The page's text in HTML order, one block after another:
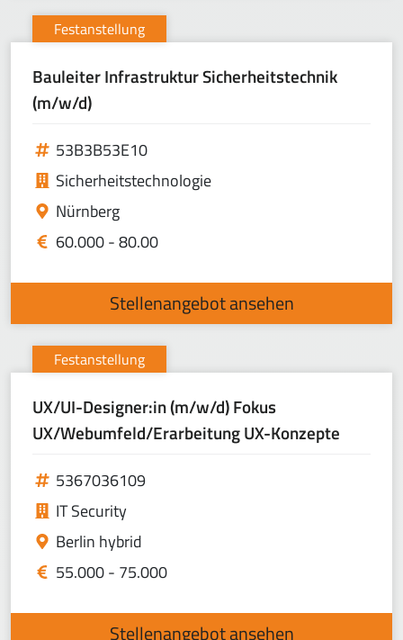
Festanstellung
Bauleiter Infrastruktur Sicherheitstechnik
(m/w/d)
53B3B53E10
Sicherheitstechnologie
Nürnberg
60.000 - 80.00
Stellenangebot ansehen
Festanstellung
UX/UI-Designer:in (m/w/d) Fokus
UX/Webumfeld/Erarbeitung UX-Konzepte
5367036109
IT Security
Berlin hybrid
55.000 - 75.000
Stellenangebot ansehen